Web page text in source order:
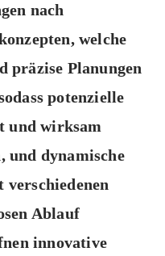
nach
welche
präzise Planungen
potenzielle
und wirksam
und dynamische
verschiedenen
Ablauf
innovative